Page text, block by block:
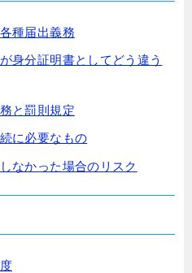
種届出義務
身分証明書としてどう違う
と罰則規定
に必要なもの
なかった場合のリスク